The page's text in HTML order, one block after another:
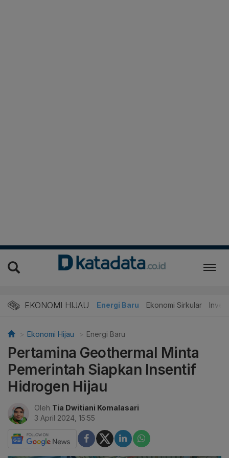
EKONOMI HIJAU Energi Baru Ekonomi Sirkular
Ekonomi Hijau Energi Baru
Pertamina Geothermal Minta
Pemerintah Siapkan Insentif
Hidrogen Hijau
Oleh Tia Dwitiani Komalasari
3 April 2024, 15:55